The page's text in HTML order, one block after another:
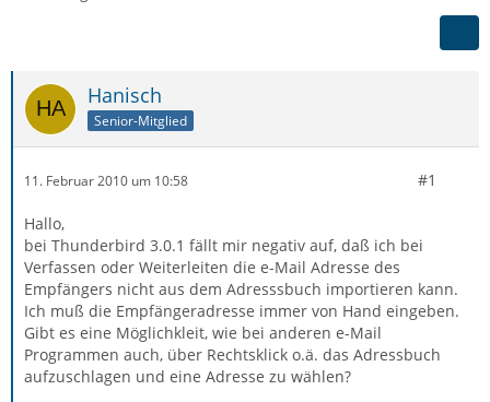
Hanisch
Senior-Mitglied
11. Februar 2010 um 10:58 #1
Hallo,
bei Thunderbird 3.0.1 fällt mir negativ auf, daß ich bei
Verfassen oder Weiterleiten die e-Mail Adresse des
Empfängers nicht aus dem Adresssbuch importieren kann.
Ich muß die Empfängeradresse immer von Hand eingeben.
Gibt es eine Möglichkleit, wie bei anderen e-Mail
Programmen auch, über Rechtsklick o.ä. das Adressbuch
aufzuschlagen und eine Adresse zu wählen?